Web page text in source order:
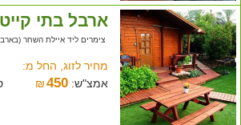
ארבל בתי קייט
צימרים ליד איילת השחר (בארבל
מחיר לזוג, החל מ:
אמצ"ש:
₪450